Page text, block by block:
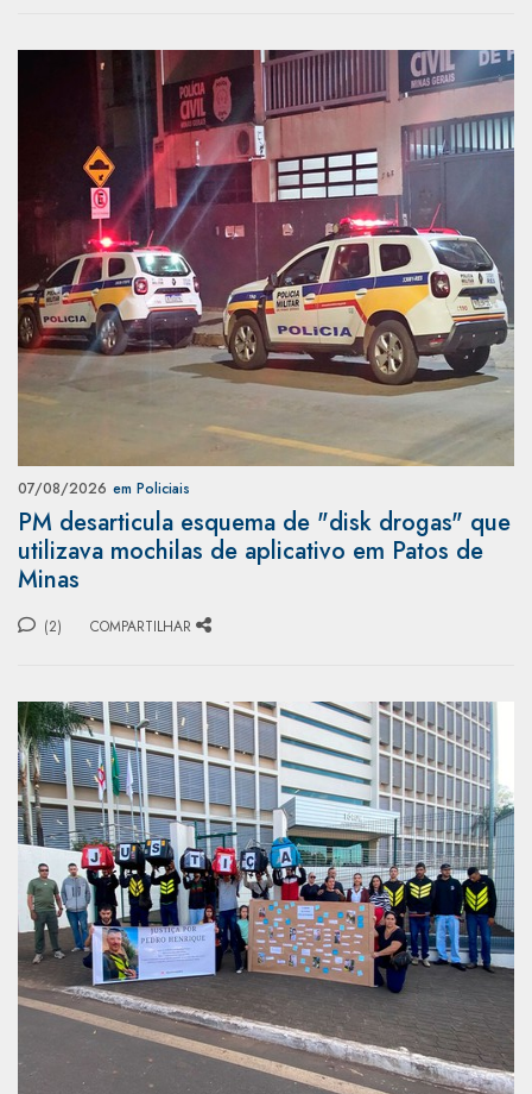
07/08/2026 em Policiais
PM desarticula esquema de "disk drogas" que
utilizava mochilas de aplicativo em Patos de
Minas
(2) COMPARTILHAR